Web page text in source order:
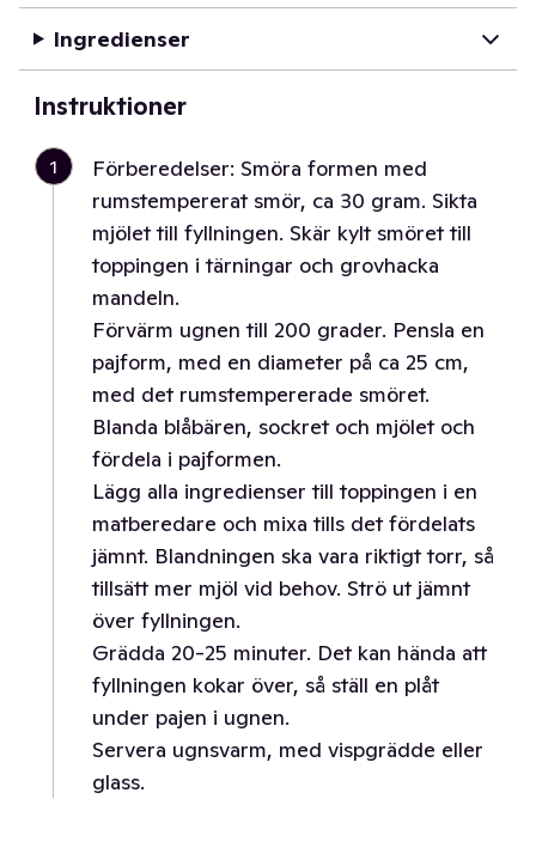
Ingredienser
Instruktioner
1
Förberedelser: Smöra formen med
rumstempererat smör, ca 30 gram. Sikta
mjölet till fyllningen. Skär kylt smöret till
toppingen i tärningar och grovhacka
mandeln.
Förvärm ugnen till 200 grader. Pensla en
pajform, med en diameter på ca 25 cm,
med det rumstempererade smöret.
Blanda blåbären, sockret och mjölet och
fördela i pajformen.
Lägg alla ingredienser till toppingen i en
matberedare och mixa tills det fördelats
jämnt. Blandningen ska vara riktigt torr, så
tillsätt mer mjöl vid behov. Strö ut jämnt
över fyllningen.
Grädda 20-25 minuter. Det kan hända att
fyllningen kokar över, så ställ en plåt
under pajen i ugnen.
Servera ugnsvarm, med vispgrädde eller
glass.